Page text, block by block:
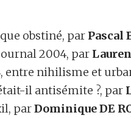
obstiné, par Pascal
2004, par
entre nihilisme et
il antisémite ?, par
parDominique DE